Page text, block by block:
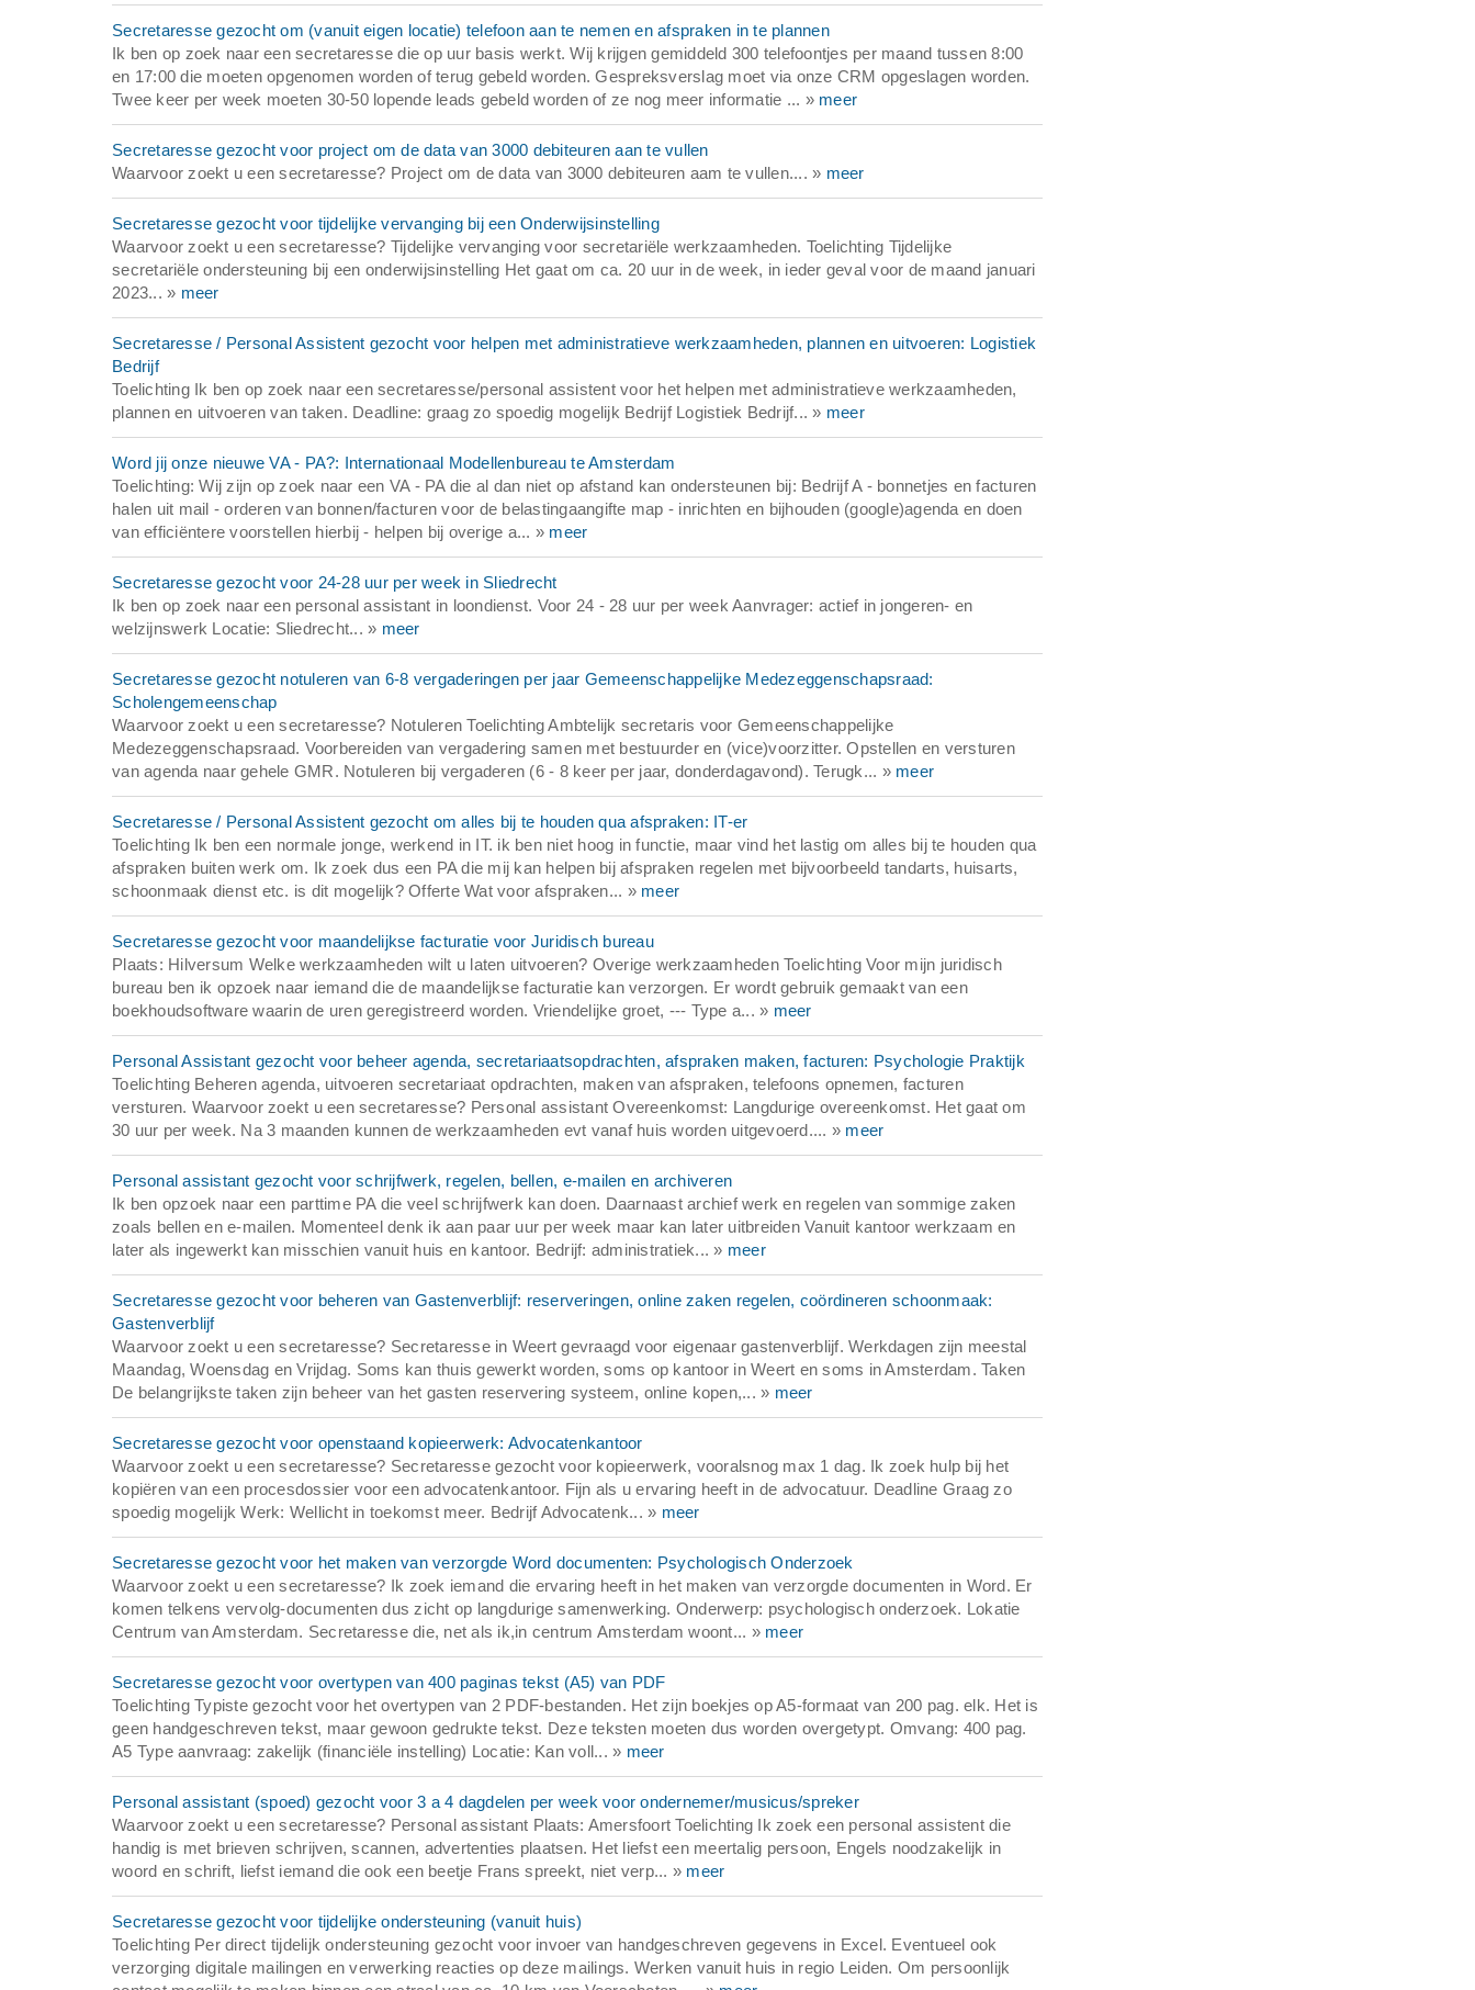
Secretaresse gezocht om (vanuit eigen locatie) telefoon aan te nemen en afspraken in te plannen
Ik ben op zoek naar een secretaresse die op uur basis werkt. Wij krijgen gemiddeld 300 telefoontjes per maand tussen 8:00
en 17:00 die moeten opgenomen worden of terug gebeld worden. Gespreksverslag moet via onze CRM opgeslagen worden.
Twee keer per week moeten 30-50 lopende leads gebeld worden of ze nog meer informatie ... » meer
Secretaresse gezocht voor project om de data van 3000 debiteuren aan te vullen
Waarvoor zoekt u een secretaresse? Project om de data van 3000 debiteuren aam te vullen.... » meer
Secretaresse gezocht voor tijdelijke vervanging bij een Onderwijsinstelling
Waarvoor zoekt u een secretaresse? Tijdelijke vervanging voor secretariële werkzaamheden. Toelichting Tijdelijke
secretariële ondersteuning bij een onderwijsinstelling Het gaat om ca. 20 uur in de week, in ieder geval voor de maand januari
2023... » meer
Secretaresse / Personal Assistent gezocht voor helpen met administratieve werkzaamheden, plannen en uitvoeren: Logistiek
Bedrijf
Toelichting Ik ben op zoek naar een secretaresse/personal assistent voor het helpen met administratieve werkzaamheden,
plannen en uitvoeren van taken. Deadline: graag zo spoedig mogelijk Bedrijf Logistiek Bedrijf... » meer
Word jij onze nieuwe VA - PA?: Internationaal Modellenbureau te Amsterdam
Toelichting: Wij zijn op zoek naar een VA - PA die al dan niet op afstand kan ondersteunen bij: Bedrijf A - bonnetjes en facturen
halen uit mail - orderen van bonnen/facturen voor de belastingaangifte map - inrichten en bijhouden (google)agenda en doen
van efficiëntere voorstellen hierbij - helpen bij overige a... » meer
Secretaresse gezocht voor 24-28 uur per week in Sliedrecht
Ik ben op zoek naar een personal assistant in loondienst. Voor 24 - 28 uur per week Aanvrager: actief in jongeren- en
welzijnswerk Locatie: Sliedrecht... » meer
Secretaresse gezocht notuleren van 6-8 vergaderingen per jaar Gemeenschappelijke Medezeggenschapsraad:
Scholengemeenschap
Waarvoor zoekt u een secretaresse? Notuleren Toelichting Ambtelijk secretaris voor Gemeenschappelijke
Medezeggenschapsraad. Voorbereiden van vergadering samen met bestuurder en (vice)voorzitter. Opstellen en versturen
van agenda naar gehele GMR. Notuleren bij vergaderen (6 - 8 keer per jaar, donderdagavond). Terugk... » meer
Secretaresse / Personal Assistent gezocht om alles bij te houden qua afspraken: IT-er
Toelichting Ik ben een normale jonge, werkend in IT. ik ben niet hoog in functie, maar vind het lastig om alles bij te houden qua
afspraken buiten werk om. Ik zoek dus een PA die mij kan helpen bij afspraken regelen met bijvoorbeeld tandarts, huisarts,
schoonmaak dienst etc. is dit mogelijk? Offerte Wat voor afspraken... » meer
Secretaresse gezocht voor maandelijkse facturatie voor Juridisch bureau
Plaats: Hilversum Welke werkzaamheden wilt u laten uitvoeren? Overige werkzaamheden Toelichting Voor mijn juridisch
bureau ben ik opzoek naar iemand die de maandelijkse facturatie kan verzorgen. Er wordt gebruik gemaakt van een
boekhoudsoftware waarin de uren geregistreerd worden. Vriendelijke groet, --- Type a... » meer
Personal Assistant gezocht voor beheer agenda, secretariaatsopdrachten, afspraken maken, facturen: Psychologie Praktijk
Toelichting Beheren agenda, uitvoeren secretariaat opdrachten, maken van afspraken, telefoons opnemen, facturen
versturen. Waarvoor zoekt u een secretaresse? Personal assistant Overeenkomst: Langdurige overeenkomst. Het gaat om
30 uur per week. Na 3 maanden kunnen de werkzaamheden evt vanaf huis worden uitgevoerd.... » meer
Personal assistant gezocht voor schrijfwerk, regelen, bellen, e-mailen en archiveren
Ik ben opzoek naar een parttime PA die veel schrijfwerk kan doen. Daarnaast archief werk en regelen van sommige zaken
zoals bellen en e-mailen. Momenteel denk ik aan paar uur per week maar kan later uitbreiden Vanuit kantoor werkzaam en
later als ingewerkt kan misschien vanuit huis en kantoor. Bedrijf: administratiek... » meer
Secretaresse gezocht voor beheren van Gastenverblijf: reserveringen, online zaken regelen, coördineren schoonmaak:
Gastenverblijf
Waarvoor zoekt u een secretaresse? Secretaresse in Weert gevraagd voor eigenaar gastenverblijf. Werkdagen zijn meestal
Maandag, Woensdag en Vrijdag. Soms kan thuis gewerkt worden, soms op kantoor in Weert en soms in Amsterdam. Taken
De belangrijkste taken zijn beheer van het gasten reservering systeem, online kopen,... » meer
Secretaresse gezocht voor openstaand kopieerwerk: Advocatenkantoor
Waarvoor zoekt u een secretaresse? Secretaresse gezocht voor kopieerwerk, vooralsnog max 1 dag. Ik zoek hulp bij het
kopiëren van een procesdossier voor een advocatenkantoor. Fijn als u ervaring heeft in de advocatuur. Deadline Graag zo
spoedig mogelijk Werk: Wellicht in toekomst meer. Bedrijf Advocatenk... » meer
Secretaresse gezocht voor het maken van verzorgde Word documenten: Psychologisch Onderzoek
Waarvoor zoekt u een secretaresse? Ik zoek iemand die ervaring heeft in het maken van verzorgde documenten in Word. Er
komen telkens vervolg-documenten dus zicht op langdurige samenwerking. Onderwerp: psychologisch onderzoek. Lokatie
Centrum van Amsterdam. Secretaresse die, net als ik,in centrum Amsterdam woont... » meer
Secretaresse gezocht voor overtypen van 400 paginas tekst (A5) van PDF
Toelichting Typiste gezocht voor het overtypen van 2 PDF-bestanden. Het zijn boekjes op A5-formaat van 200 pag. elk. Het is
geen handgeschreven tekst, maar gewoon gedrukte tekst. Deze teksten moeten dus worden overgetypt. Omvang: 400 pag.
A5 Type aanvraag: zakelijk (financiële instelling) Locatie: Kan voll... » meer
Personal assistant (spoed) gezocht voor 3 a 4 dagdelen per week voor ondernemer/musicus/spreker
Waarvoor zoekt u een secretaresse? Personal assistant Plaats: Amersfoort Toelichting Ik zoek een personal assistent die
handig is met brieven schrijven, scannen, advertenties plaatsen. Het liefst een meertalig persoon, Engels noodzakelijk in
woord en schrift, liefst iemand die ook een beetje Frans spreekt, niet verp... » meer
Secretaresse gezocht voor tijdelijke ondersteuning (vanuit huis)
Toelichting Per direct tijdelijk ondersteuning gezocht voor invoer van handgeschreven gegevens in Excel. Eventueel ook
verzorging digitale mailingen en verwerking reacties op deze mailings. Werken vanuit huis in regio Leiden. Om persoonlijk